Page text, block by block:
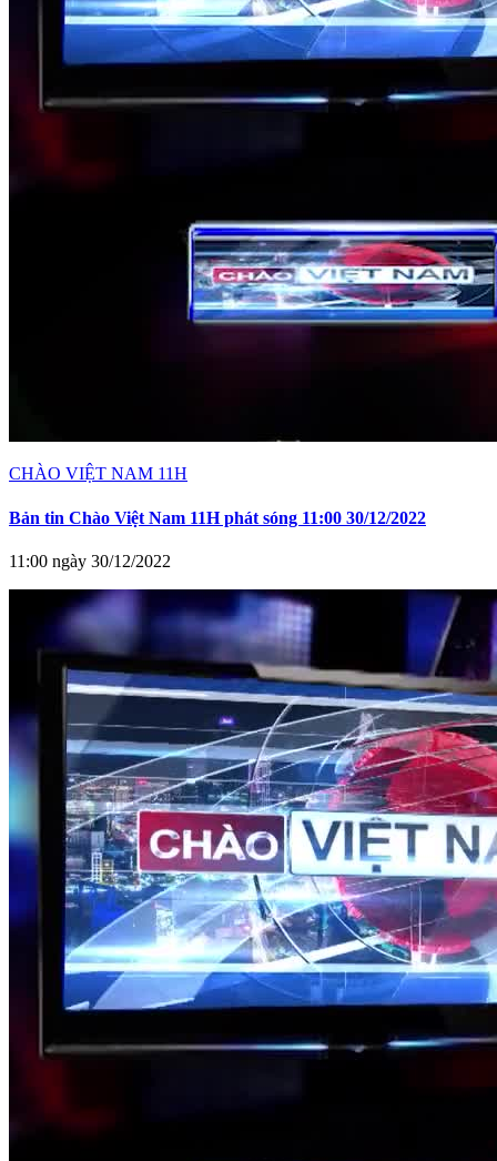
CHÀO VIỆT NAM 11H
Bản tin Chào Việt Nam 11H phát sóng 11:00 30/12/2022
11:00 ngày 30/12/2022